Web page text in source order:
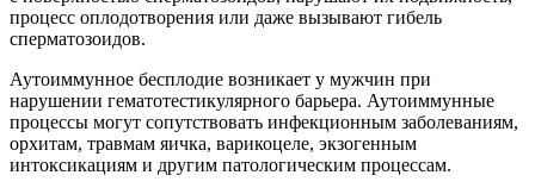
процесс оплодотворения или даже вызывают гибель
сперматозоидов.
Аутоиммунное бесплодие возникает у мужчин при
нарушении гематотестикулярного барьера. Аутоиммунные
процессы могут сопутствовать инфекционным заболеваниям,
орхитам, травмам яичка, варикоцеле, экзогенным
интоксикациям и другим патологическим процессам.